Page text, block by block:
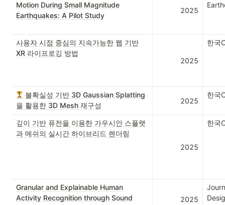
Motion During Small Magnitude
Earthquakes: A Pilot Study
2025
사용자 시점 중심의 지속가능한 웹 기반
XR 라이프로깅 방법
2025
한국
불확실성 기반 3D Gaussian Splatting
을 활용한 3D Mesh 재구성
2025
한국
깊이 기반 퓨전을 이용한 가우시안 스플랫
과 메쉬의 실시간 하이브리드 렌더링
2025
한국
Granular and Explainable Human
Activity Recognition through Sound
2025